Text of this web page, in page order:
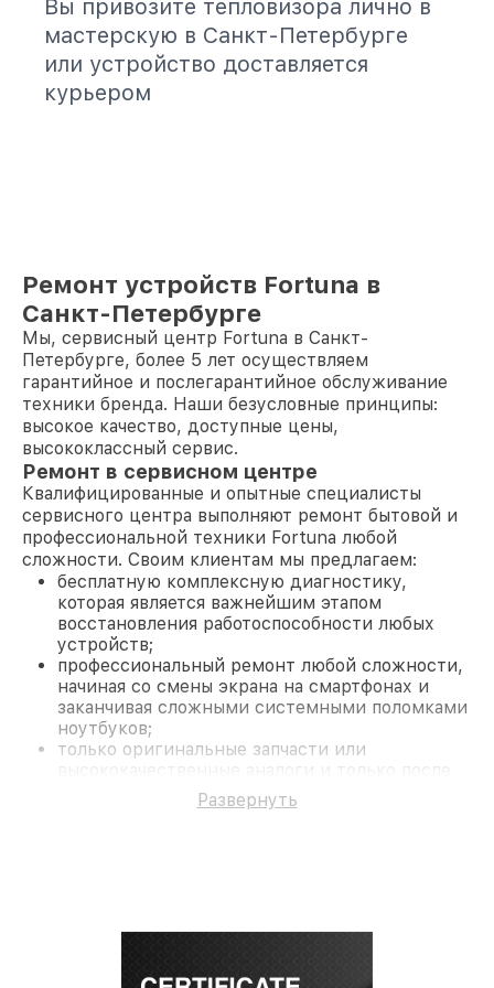
Вы привозите тепловизора лично в
мастерскую в Санкт-Петербурге
или устройство доставляется
курьером
Ремонт устройств Fortuna в
Санкт-Петербурге
Мы, сервисный центр Fortuna в Санкт-
Петербурге, более 5 лет осуществляем
гарантийное и послегарантийное обслуживание
техники бренда. Наши безусловные принципы:
высокое качество, доступные цены,
высококлассный сервис.
Ремонт в сервисном центре
Квалифицированные и опытные специалисты
сервисного центра выполняют ремонт бытовой и
профессиональной техники Fortuna любой
сложности. Своим клиентам мы предлагаем:
бесплатную комплексную диагностику,
которая является важнейшим этапом
восстановления работоспособности любых
устройств;
профессиональный ремонт любой сложности,
начиная со смены экрана на смартфонах и
заканчивая сложными системными поломками
ноутбуков;
только оригинальные запчасти или
согласования с клиентом.
На все работы и замененные комплектующие
Развернуть